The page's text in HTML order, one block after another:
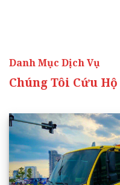
Danh Mục Dịch Vụ
Chúng Tôi Cứu